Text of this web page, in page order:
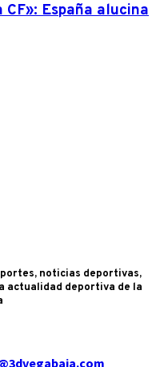
España alucina
noticias deportivas,
actualidad deportiva de la